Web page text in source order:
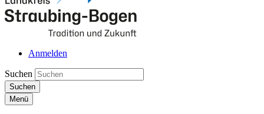
Anmelden
Suchen
Suchen
Menü